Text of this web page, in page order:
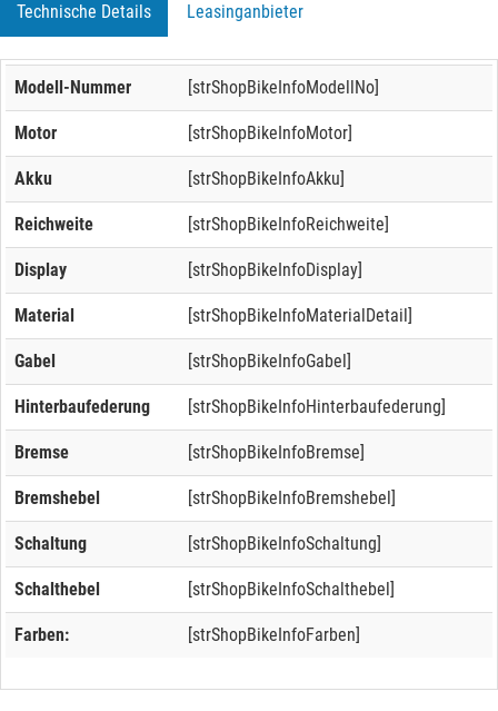
Technische Details Leasinganbieter
Modell-Nummer [strShopBikeInfoModellNo]
Motor [strShopBikeInfoMotor]
Akku [strShopBikeInfoAkku]
Reichweite [strShopBikeInfoReichweite]
Display [strShopBikeInfoDisplay]
Material [strShopBikeInfoMaterialDetail]
Gabel [strShopBikeInfoGabel]
Hinterbaufederung [strShopBikeInfoHinterbaufederung]
Bremse [strShopBikeInfoBremse]
Bremshebel [strShopBikeInfoBremshebel]
Schaltung [strShopBikeInfoSchaltung]
Schalthebel [strShopBikeInfoSchalthebel]
Farben: [strShopBikeInfoFarben]